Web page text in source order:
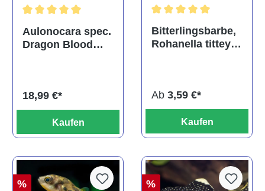
Durchschnittliche Bewertung von 5 von 5 Sternen
Aulonocara spec.
Dragon Blood
18,99 €*
Kaufen
Bitterlingsbarbe,
Rohanella titteya,
Ab 3,59 €*
Kaufen
%
%